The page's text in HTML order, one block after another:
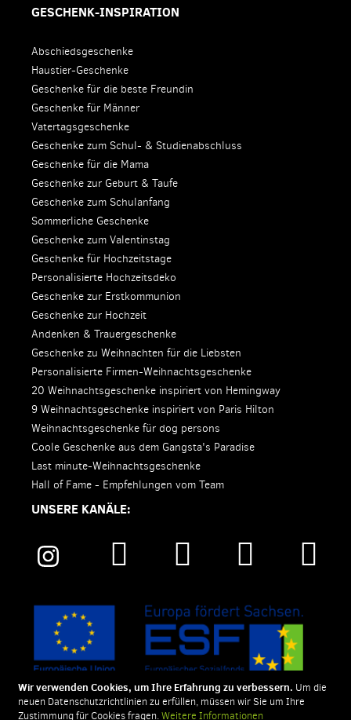
Wir verwenden Cookies, um Ihre Erfahrung zu verbessern. Um die
neuen Datenschutzrichtlinien zu erfüllen, müssen wir Sie um Ihre
Zustimmung für Cookies fragen. Weitere Informationen
GESCHENK-INSPIRATION
Abschiedsgeschenke
Haustier-Geschenke
Geschenke für die beste Freundin
Geschenke für Männer
Vatertagsgeschenke
Geschenke zum Schul- & Studienabschluss
Geschenke für die Mama
Geschenke zur Geburt & Taufe
Geschenke zum Schulanfang
Sommerliche Geschenke
Geschenke zum Valentinstag
Geschenke für Hochzeitstage
Personalisierte Hochzeitsdeko
Geschenke zur Erstkommunion
Geschenke zur Hochzeit
Andenken & Trauergeschenke
Geschenke zu Weihnachten für die Liebsten
Personalisierte Firmen-Weihnachtsgeschenke
20 Weihnachtsgeschenke inspiriert von Hemingway
9 Weihnachtsgeschenke inspiriert von Paris Hilton
Weihnachtsgeschenke für dog persons
Coole Geschenke aus dem Gangsta's Paradise
Last minute-Weihnachtsgeschenke
Hall of Fame - Empfehlungen vom Team
UNSERE KANÄLE: